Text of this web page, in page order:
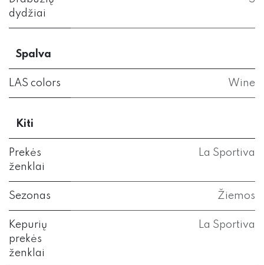
dydžiai
Spalva
LAS colors Wine
Kiti
Prekės
ženklai
La Sportiva
Sezonas Žiemos
Kepurių
prekės
ženklai
La Sportiva